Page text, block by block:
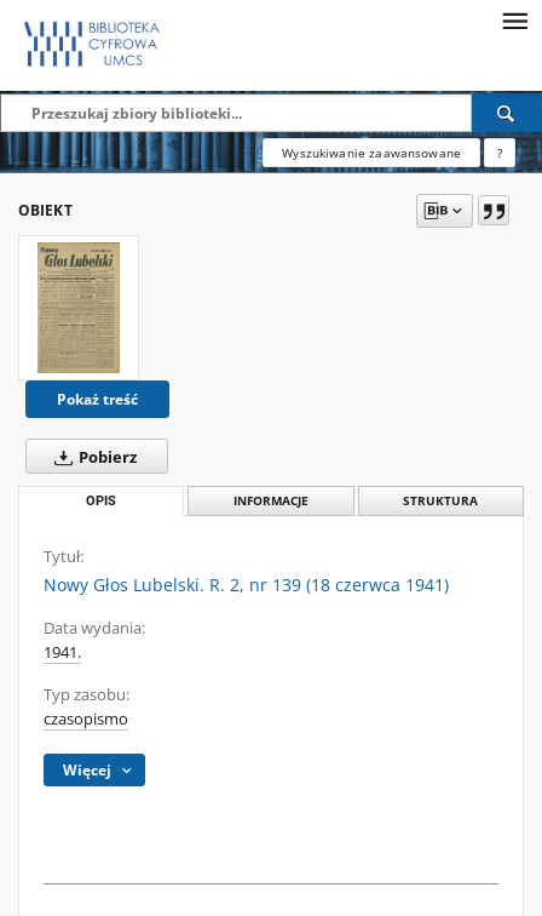
Wyszukiwanie zaawansowane ?
OBIEKT
Pokaż treść
Pobierz
OPIS INFORMACJE STRUKTURA
Tytuł:
Nowy Głos Lubelski. R. 2, nr 139 (18 czerwca 1941)
Data wydania:
1941.
Typ zasobu:
czasopismo
Więcej